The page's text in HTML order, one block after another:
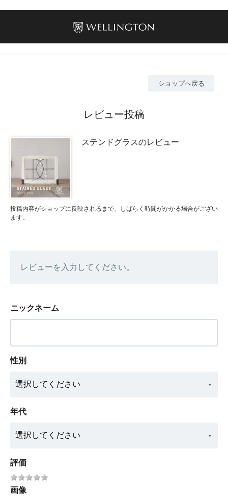
ショップへ戻る
レビュー投稿
ステンドグラスのレビュー
投稿内容がショップに反映されるまで、しばらく時間がかかる場合がござい
ます。
レビューを入力してください。
ニックネーム
性別
年代
評価
画像